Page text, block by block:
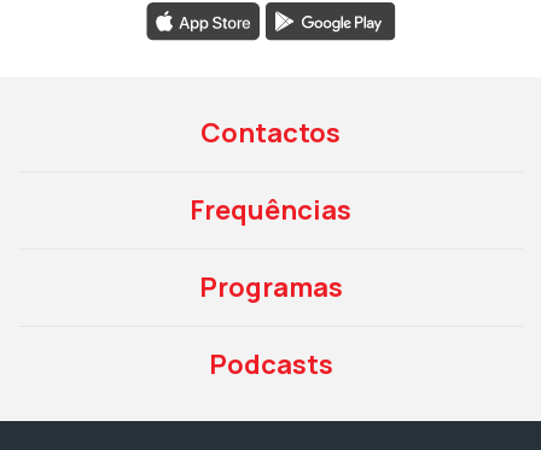
Contactos
Frequências
Programas
Podcasts